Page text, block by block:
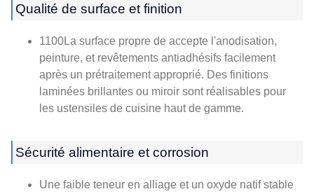
Qualité de surface et finition
1100La surface propre de accepte l'anodisation,
peinture, et revêtements antiadhésifs facilement
après un prétraitement approprié. Des finitions
laminées brillantes ou miroir sont réalisables pour
les ustensiles de cuisine haut de gamme.
Sécurité alimentaire et corrosion
Une faible teneur en alliage et un oxyde natif stable